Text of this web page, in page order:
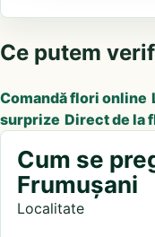
Ce putem
Comandă flori online
surprize Direct de la
Cum se
Frumușani
Localitate